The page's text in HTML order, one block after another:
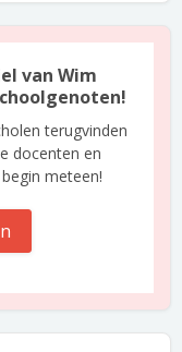
van Wim
terugvinden
docenten en
meteen!